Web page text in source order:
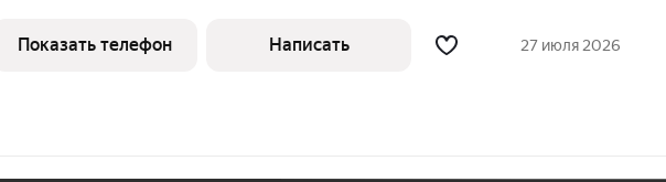
два просторных балкона, гардеробная. Квартира оборудована 3
Показать телефон Написать 27 июля 2026